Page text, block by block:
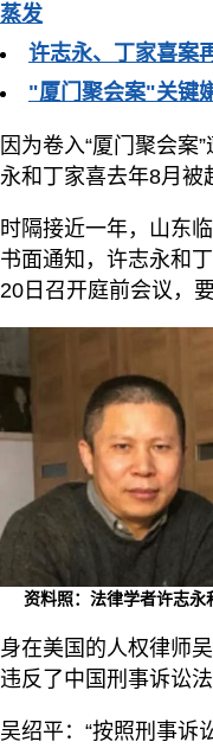
蒸发
许志永、丁家喜案
"厦门聚会案"关键
因为卷入“厦门聚会案
永和丁家喜去年8月被
时隔接近一年，山东
书面通知，许志永和
20日召开庭前会议，
资料照：法律学者许志永
身在美国的人权律师
违反了中国刑事诉讼法
吴绍平：“按照刑事诉